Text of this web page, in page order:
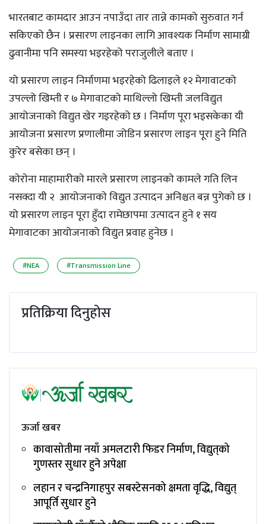
भारतबाट कामदार आउन नपाउँदा तार तान्ने कामको सुरुवात गर्न
सकिएको छैन । प्रसारण लाइनका लागि आवश्यक निर्माण सामाग्री
ढुवानीमा पनि समस्या भइरहेको पराजुलीले बताए ।
यो प्रसारण लाइन निर्माणमा भइरहेको ढिलाइले १२ मेगावाटको
उपल्लो खिम्ती र ७ मेगावाटको माथिल्लो खिम्ती जलविद्युत
आयोजनाको विद्युत खेर गइरहेको छ । निर्माण पूरा भइसकेका यी
आयोजना प्रसारण प्रणालीमा जोडिन प्रसारण लाइन पूरा हुने मिति
कुरेर बसेका छन् ।
काेराेना माहामारीकाे मारले प्रसारण लाइनकाे कामले गति लिन
नसक्दा यी २ आयोजनाकाे विद्युत उत्पादन अनिश्चत बन्न पुगेकाे छ ।
यो प्रसारण लाइन पूरा हुँदा रामेछापमा उत्पादन हुने १ सय
मेगावाटका आयोजनाको विद्युत प्रवाह हुनेछ ।
#NEA #Transmission Line
प्रतिक्रिया दिनुहोस
ऊर्जा खबर
कावासोतीमा नयाँ अमलटारी फिडर निर्माण, विद्युत्‌को
गुणस्तर सुधार हुने अपेक्षा
लहान र चन्द्रनिगाहपुर सबस्टेसनको क्षमता वृद्धि, विद्युत्
आपूर्ति सुधार हुने